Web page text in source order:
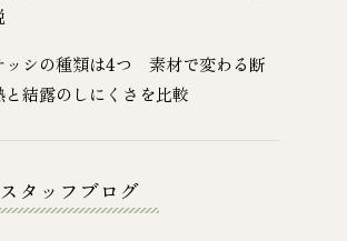
ッシの種類は4つ 素材で変わる断
と結露のしにくさを比較
スタッフブログ